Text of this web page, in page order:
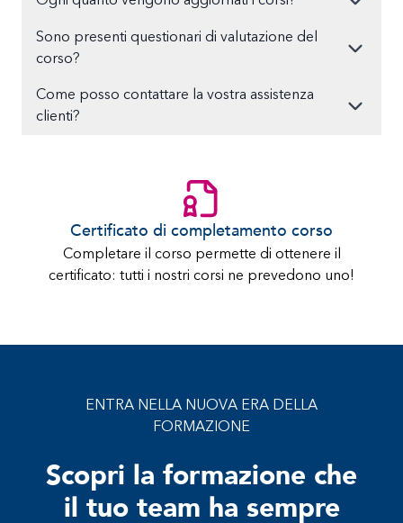
Sono presenti questionari di valutazione del
corso?
Come posso contattare la vostra assistenza
clienti?
Certificato di completamento corso
Completare il corso permette di ottenere il
certificato: tutti i nostri corsi ne prevedono uno!
ENTRA NELLA NUOVA ERA DELLA
FORMAZIONE
Scopri la formazione che
il tuo team ha sempre